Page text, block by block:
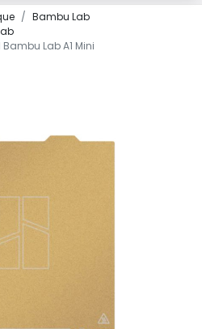
Bambu Lab
Bambu Lab A1 Mini